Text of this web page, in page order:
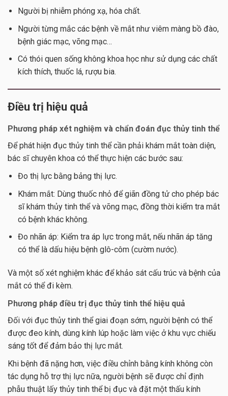
Người bị nhiễm phóng xạ, hóa chất.
Người từng mắc các bệnh về mắt như viêm màng bồ đào,
bệnh giác mạc, võng mạc…
Có thói quen sống không khoa học như sử dụng các chất
kích thích, thuốc lá, rượu bia.
Điều trị hiệu quả
Phương pháp xét nghiệm và chẩn đoán đục thủy tinh thể
Để phát hiện đục thủy tinh thể cần phải khám mắt toàn diện,
bác sĩ chuyên khoa có thể thực hiện các bước sau:
Đo thị lực bằng bảng thị lực.
Khám mắt: Dùng thuốc nhỏ để giãn đồng tử cho phép bác
sĩ khám thủy tinh thể và võng mạc, đồng thời kiểm tra mắt
có bệnh khác không.
Đo nhãn áp: Kiểm tra áp lực trong mắt, nếu nhãn áp tăng
có thể là dấu hiệu bệnh glô-côm (cườm nước).
Và một số xét nghiệm khác để khảo sát cấu trúc và bệnh của
mắt có thể đi kèm.
Phương pháp điều trị đục thủy tinh thể hiệu quả
Đối với đục thủy tinh thể giai đoạn sớm, người bệnh có thể
được đeo kính, dùng kính lúp hoặc làm việc ở khu vực chiếu
sáng tốt để đảm bảo thị lực mắt.
Khi bệnh đã nặng hơn, việc điều chỉnh bằng kính không còn
tác dụng hỗ trợ thị lực nữa, người bệnh sẽ được chỉ định
phẫu thuật lấy thủy tinh thể bị đục và đặt một thấu kính